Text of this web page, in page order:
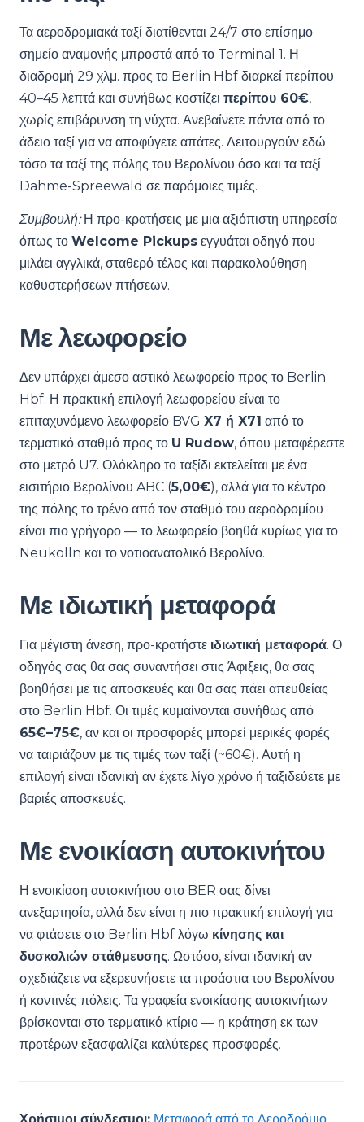
Τα αεροδρομιακά ταξί διατίθενται 24/7 στο επίσημο
σημείο αναμονής μπροστά από το Terminal 1. Η
διαδρομή 29 χλμ. προς το Berlin Hbf διαρκεί περίπου
40–45 λεπτά και συνήθως κοστίζει περίπου 60€,
χωρίς επιβάρυνση τη νύχτα. Ανεβαίνετε πάντα από το
άδειο ταξί για να αποφύγετε απάτες. Λειτουργούν εδώ
τόσο τα ταξί της πόλης του Βερολίνου όσο και τα ταξί
Dahme-Spreewald σε παρόμοιες τιμές.
Συμβουλή:Η προ-κρατήσεις με μια αξιόπιστη υπηρεσία
όπως το Welcome Pickups εγγυάται οδηγό που
μιλάει αγγλικά, σταθερό τέλος και παρακολούθηση
καθυστερήσεων πτήσεων.
Με λεωφορείο
Δεν υπάρχει άμεσο αστικό λεωφορείο προς το Berlin
Hbf. Η πρακτική επιλογή λεωφορείου είναι το
επιταχυνόμενο λεωφορείο BVG X7 ή X71 από το
τερματικό σταθμό προς το U Rudow, όπου μεταφέρεστε
στο μετρό U7. Ολόκληρο το ταξίδι εκτελείται με ένα
εισιτήριο Βερολίνου ABC (5,00€), αλλά για το κέντρο
της πόλης το τρένο από τον σταθμό του αεροδρομίου
είναι πιο γρήγορο — το λεωφορείο βοηθά κυρίως για το
Neukölln και το νοτιοανατολικό Βερολίνο.
Με ιδιωτική μεταφορά
Για μέγιστη άνεση, προ-κρατήστε ιδιωτική μεταφορά. Ο
οδηγός σας θα σας συναντήσει στις Άφιξεις, θα σας
βοηθήσει με τις αποσκευές και θα σας πάει απευθείας
στο Berlin Hbf. Οι τιμές κυμαίνονται συνήθως από
65€–75€, αν και οι προσφορές μπορεί μερικές φορές
να ταιριάζουν με τις τιμές των ταξί (~60€). Αυτή η
επιλογή είναι ιδανική αν έχετε λίγο χρόνο ή ταξιδεύετε με
βαριές αποσκευές.
Με ενοικίαση αυτοκινήτου
Η ενοικίαση αυτοκινήτου στο BER σας δίνει
ανεξαρτησία, αλλά δεν είναι η πιο πρακτική επιλογή για
να φτάσετε στο Berlin Hbf λόγω κίνησης και
δυσκολιών στάθμευσης. Ωστόσο, είναι ιδανική αν
σχεδιάζετε να εξερευνήσετε τα προάστια του Βερολίνου
ή κοντινές πόλεις. Τα γραφεία ενοικίασης αυτοκινήτων
βρίσκονται στο τερματικό κτίριο — η κράτηση εκ των
προτέρων εξασφαλίζει καλύτερες προσφορές.